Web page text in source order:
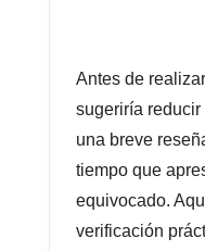
Antes de
sugeriría
una breve
tiempo que
equivocado.
verificación